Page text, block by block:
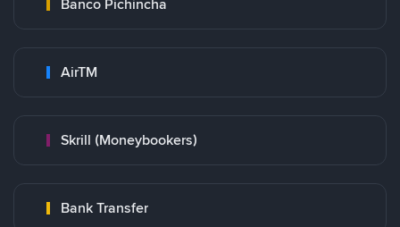
Banco Pichincha
AirTM
Skrill (Moneybookers)
Bank Transfer